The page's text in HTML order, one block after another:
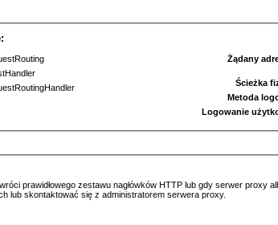
Żądany
Ścieżka
Metoda
Logowanie
prawidłowego zestawu nagłówków HTTP lub gdy serwer
lub skontaktować się z administratorem serwera proxy.